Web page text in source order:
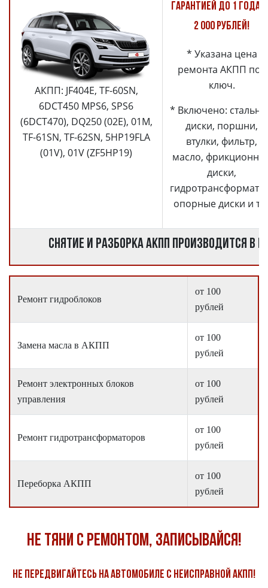
АКПП: JF404E, TF-60SN,
6DCT450 MPS6, SPS6
(6DCT470), DQ250 (02E), 01M,
TF-61SN, TF-62SN, 5HP19FLA
(01V), 01V (ZF5HP19)
гарантией до 1 года
2 000 рублей!
* Указана цена
ремонта АКПП под
ключ.
* Включено:
диски, поршни,
втулки, фильтр,
масло,
диски,
опорные диски и
Снятие и разборка АКПП производится в
Ремонт гидроблоков
от 100
рублей
Замена масла в АКПП
от 100
рублей
Ремонт электронных блоков
управления
от 100
рублей
Ремонт гидротрансформаторов
от 100
рублей
Переборка АКПП
от 100
рублей
Не тяни с ремонтом, записывайся!
Не передвигайтесь на автомобиле с неисправной АКПП!